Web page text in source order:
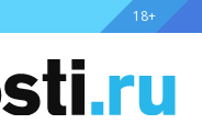
18+